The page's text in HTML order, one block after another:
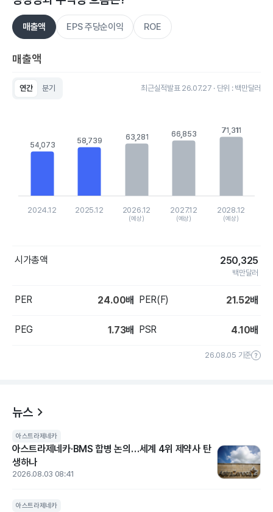
매출액 EPS 주당순이익 ROE
매출액
연간 분기 최근실적발표 26.07.27 · 단위 : 백만달러
The chart has 1 X axis displaying categories.
The chart has 1 Y axis displaying values. Data ranges from
54,073
54,073 58,739
58,739 63,281
63,281 66,853
66,853 71,311
71,311
2024.12 2025.12 2026.12
(예상)
2027.12
(예상)
2028.12
(예상)
시가총액 250,325
백만달러
PER 24.00배 PER(F) 21.52배
PEG 1.73배 PSR 4.10배
26.08.05 기준
뉴스
아스트라제네카
아스트라제네카·BMS 합병 논의…세계 4위 제약사 탄
생하나
2026.08.03 08:41
아스트라제네카